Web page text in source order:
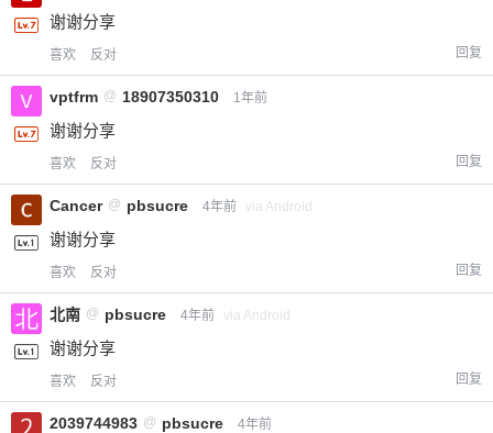
谢谢分享
喜欢 反对 回复
vptfrm @ 18907350310 1年前
谢谢分享
喜欢 反对 回复
Cancer @ pbsucre 4年前 via Android
谢谢分享
喜欢 反对 回复
北南 @ pbsucre 4年前 via Android
谢谢分享
喜欢 反对 回复
2039744983 @ pbsucre 4年前